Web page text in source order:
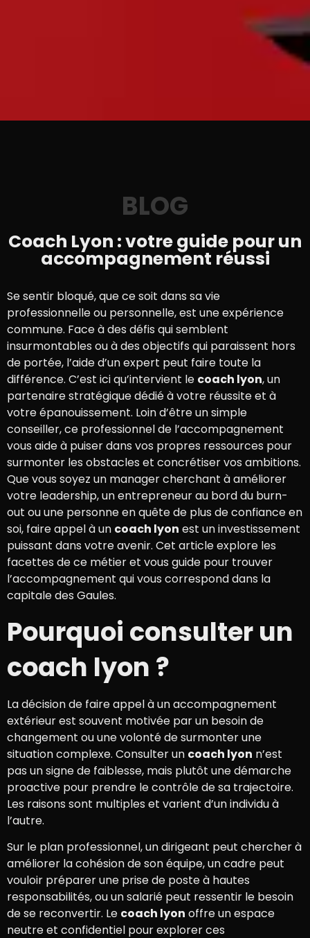
BLOG
Coach Lyon : votre guide pour un
accompagnement réussi
Se sentir bloqué, que ce soit dans sa vie
professionnelle ou personnelle, est une expérience
commune. Face à des défis qui semblent
insurmontables ou à des objectifs qui paraissent hors
de portée, l’aide d’un expert peut faire toute la
différence. C’est ici qu’intervient le coach lyon, un
partenaire stratégique dédié à votre réussite et à
votre épanouissement. Loin d’être un simple
conseiller, ce professionnel de l’accompagnement
vous aide à puiser dans vos propres ressources pour
surmonter les obstacles et concrétiser vos ambitions.
Que vous soyez un manager cherchant à améliorer
votre leadership, un entrepreneur au bord du burn-
out ou une personne en quête de plus de confiance en
soi, faire appel à un coach lyon est un investissement
puissant dans votre avenir. Cet article explore les
facettes de ce métier et vous guide pour trouver
l’accompagnement qui vous correspond dans la
capitale des Gaules.
Pourquoi consulter un
coach lyon ?
La décision de faire appel à un accompagnement
extérieur est souvent motivée par un besoin de
changement ou une volonté de surmonter une
situation complexe. Consulter un coach lyon n’est
pas un signe de faiblesse, mais plutôt une démarche
proactive pour prendre le contrôle de sa trajectoire.
Les raisons sont multiples et varient d’un individu à
l’autre.
Sur le plan professionnel, un dirigeant peut chercher à
améliorer la cohésion de son équipe, un cadre peut
vouloir préparer une prise de poste à hautes
responsabilités, ou un salarié peut ressentir le besoin
de se reconvertir. Le coach lyon offre un espace
neutre et confidentiel pour explorer ces